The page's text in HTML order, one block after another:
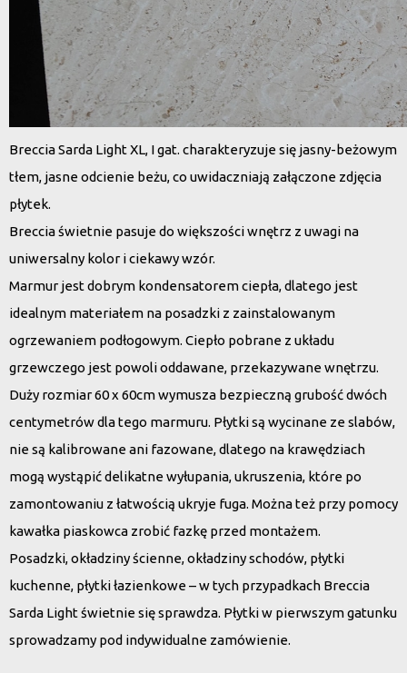
Breccia Sarda Light XL, I gat. charakteryzuje się jasny-beżowym
tłem, jasne odcienie beżu, co uwidaczniają załączone zdjęcia
płytek.
Breccia świetnie pasuje do większości wnętrz z uwagi na
uniwersalny kolor i ciekawy wzór.
Marmur jest dobrym kondensatorem ciepła, dlatego jest
idealnym materiałem na posadzki z zainstalowanym
ogrzewaniem podłogowym. Ciepło pobrane z układu
grzewczego jest powoli oddawane, przekazywane wnętrzu.
Duży rozmiar 60 x 60cm wymusza bezpieczną grubość dwóch
centymetrów dla tego marmuru. Płytki są wycinane ze slabów,
nie są kalibrowane ani fazowane, dlatego na krawędziach
mogą wystąpić delikatne wyłupania, ukruszenia, które po
zamontowaniu z łatwością ukryje fuga. Można też przy pomocy
kawałka piaskowca zrobić fazkę przed montażem.
Posadzki, okładziny ścienne, okładziny schodów, płytki
kuchenne, płytki łazienkowe – w tych przypadkach Breccia
Sarda Lightświetnie się sprawdza. Płytki w pierwszym gatunku
sprowadzamy pod indywidualne zamówienie.